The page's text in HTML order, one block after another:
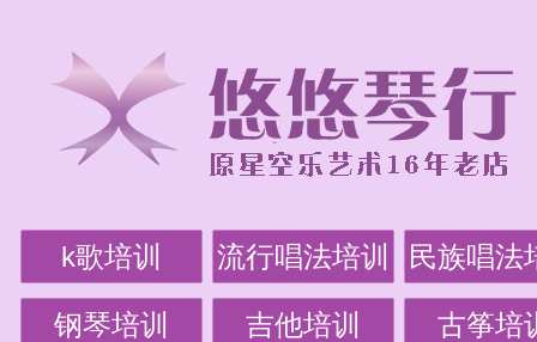
k歌培训 流行唱法培训 民族唱法
钢琴培训 吉他培训 古筝培